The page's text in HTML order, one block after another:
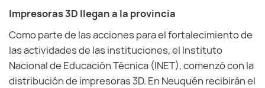
Impresoras 3D llegan a la provincia
Como parte de las acciones para el fortalecimiento de
las actividades de las instituciones, el Instituto
Nacional de Educación Técnica (INET), comenzó con la
distribución de impresoras 3D. En Neuquén recibirán el